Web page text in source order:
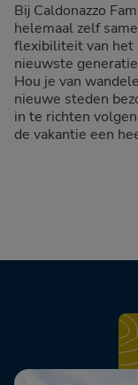
Bij Caldonazzo
helemaal zelf
flexibiliteit van het
nieuwste
Hou je van
nieuwe steden
in te richten
de vakantie een